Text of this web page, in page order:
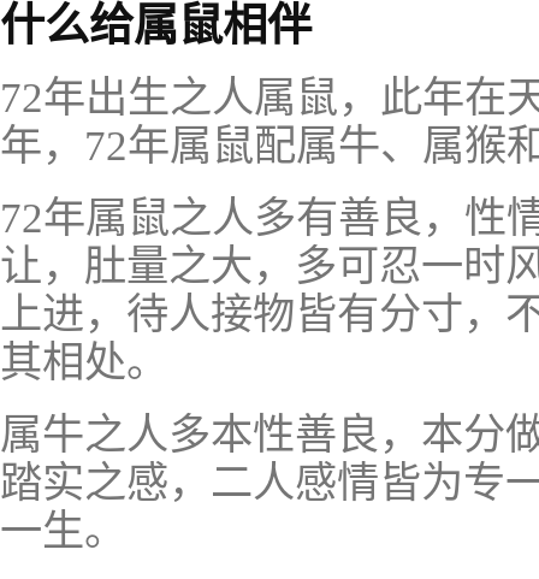
什么给属鼠相伴
72年出生之人属鼠，此年在
年，72年属鼠配属牛、属猴
72年属鼠之人多有善良，性
让，肚量之大，多可忍一时
上进，待人接物皆有分寸，
其相处。
属牛之人多本性善良，本分
踏实之感，二人感情皆为专
一生。